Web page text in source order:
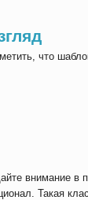
что
внимание в
Такая